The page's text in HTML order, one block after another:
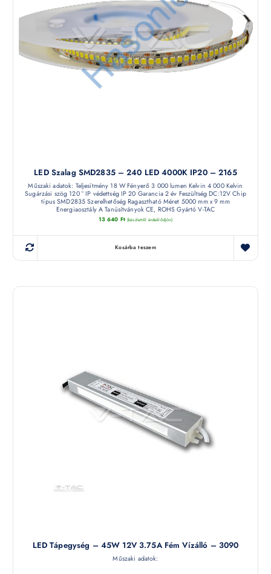
LED Szalag SMD2835 – 240 LED 4000K IP20 – 2165
Műszaki adatok: Teljesítmény 18 W Fényerő 3 000 lumen Kelvin 4 000 Kelvin
Sugárzási szög 120 ° IP védettség IP 20 Garancia 2 év Feszültség DC:12V Chip
típus SMD2835 Szerelhetőség Ragasztható Méret 5000 mm x 9 mm
Energiaosztály A Tanúsítványok CE, ROHS Gyártó V-TAC
13 640 Ft (készletről érdeklődjön)
Kosárba teszem
LED Tápegység – 45W 12V 3.75A Fém Vízálló – 3090
Műszaki adatok: